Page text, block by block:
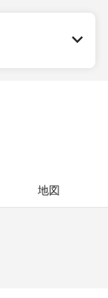
地図